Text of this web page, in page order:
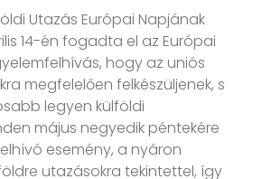
Utazás Európai Napjának
14-én fogadta el az Európai
hogy az uniós
megfelelően felkészüljenek, s
legyen külföldi
május negyedik péntekére
esemény, a nyáron
utazásokra tekintettel, így